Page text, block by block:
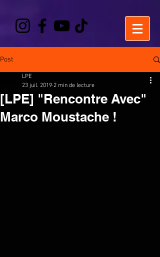
Post
[LPE] "Rencontre Avec"
Marco Moustache !
LPE
23 juil. 2019 2 min de lecture